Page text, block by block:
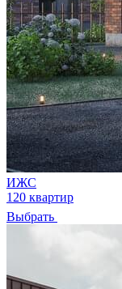
ИЖС
120 квартир
Выбрать